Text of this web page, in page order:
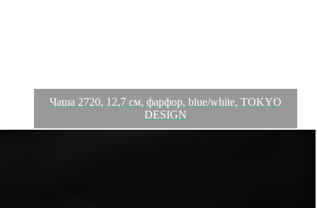
Чаша 2720, 12,7 см, фарфор, blue/white, TOKYO
DESIGN